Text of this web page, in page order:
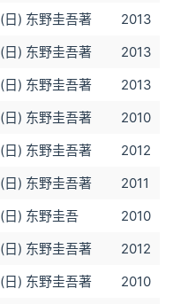
(日) 东野圭吾著
2013
(日) 东野圭吾著
2013
(日) 东野圭吾著
2013
(日) 东野圭吾著
2010
(日) 东野圭吾著
2012
(日) 东野圭吾著
2011
(日) 东野圭吾
2010
(日) 东野圭吾著
2012
(日) 东野圭吾著 2010